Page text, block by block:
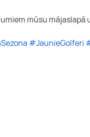
mūsu mājaslapā
#JaunieGolferi